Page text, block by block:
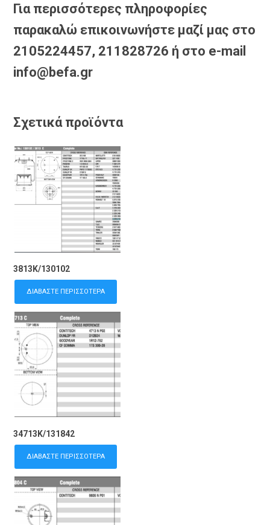
Για περισσότερες πληροφορίες
παρακαλώ επικοινωνήστε μαζί μας στο
2105224457, 211828726 ή στο e-mail
info@befa.gr
Σχετικά προϊόντα
3813K/130102
ΔΙΑΒΆΣΤΕ ΠΕΡΙΣΣΌΤΕΡΑ
34713K/131842
ΔΙΑΒΆΣΤΕ ΠΕΡΙΣΣΌΤΕΡΑ